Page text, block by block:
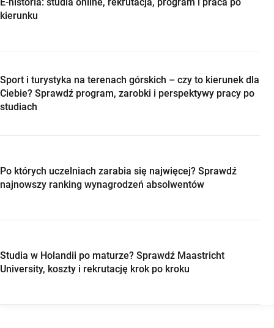
kierunku
Sport i turystyka na terenach górskich – czy to kierunek dla
Ciebie? Sprawdź program, zarobki i perspektywy pracy po
studiach
Po których uczelniach zarabia się najwięcej? Sprawdź
najnowszy ranking wynagrodzeń absolwentów
Studia w Holandii po maturze? Sprawdź Maastricht
University, koszty i rekrutację krok po kroku